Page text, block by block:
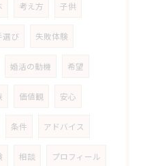
考え方 子供
選び 失敗体験
婚活の動機 希望
価値観 安心
条件 アドバイス
相談 プロフィール